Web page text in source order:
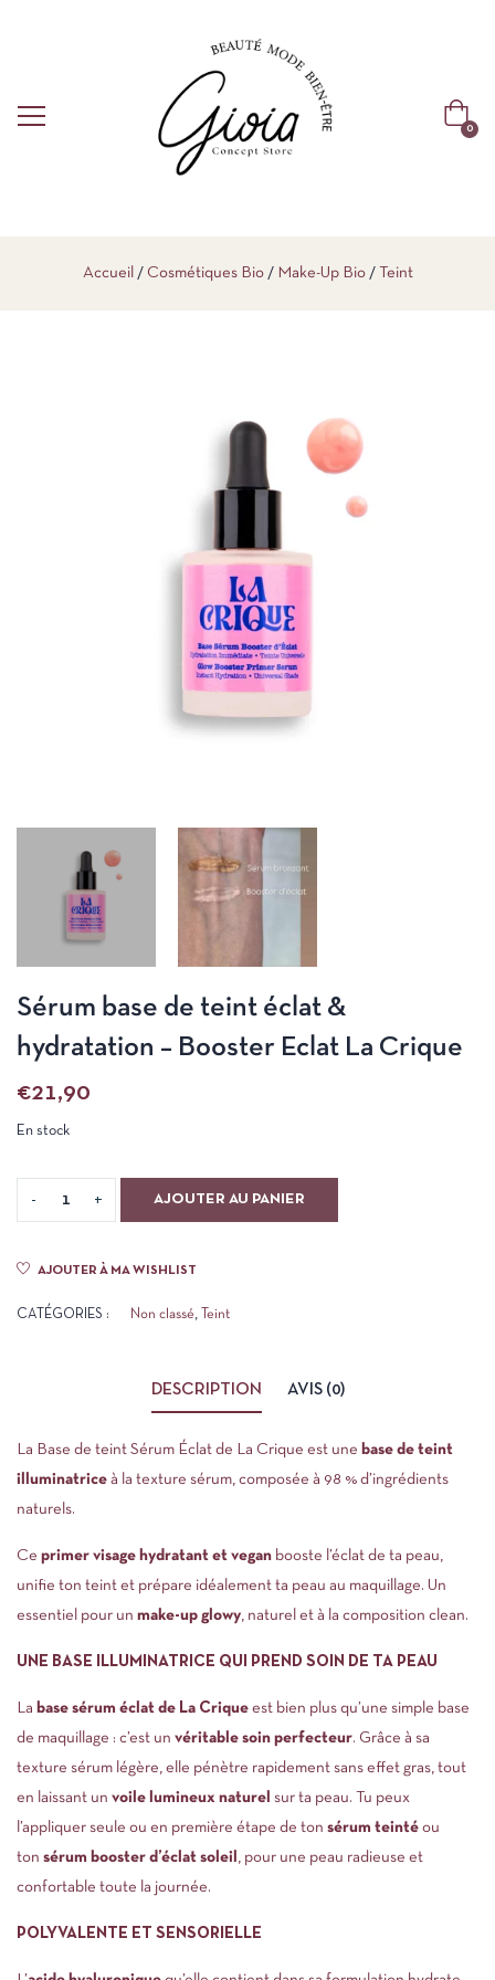
0
Accueil Cosmétiques Bio Make-Up Bio Teint
Sérum base de teint éclat &
hydratation – Booster Eclat La Crique
€21,90
En stock
AJOUTER AU PANIER
AJOUTER À MA WISHLIST
CATÉGORIES : Non classé, Teint
DESCRIPTION AVIS (0)
La Base de teint Sérum Éclat de La Crique est une base de teint
illuminatrice à la texture sérum, composée à 98 % d’ingrédients
naturels.
Ce primer visage hydratant et vegan booste l’éclat de ta peau,
unifie ton teint et prépare idéalement ta peau au maquillage. Un
essentiel pour un make-up glowy, naturel et à la composition clean.
UNE BASE ILLUMINATRICE QUI PREND SOIN DE TA PEAU
La base sérum éclat de La Crique est bien plus qu’une simple base
de maquillage : c’est un véritable soin perfecteur. Grâce à sa
texture sérum légère, elle pénètre rapidement sans effet gras, tout
en laissant un voile lumineux naturel sur ta peau. Tu peux
l’appliquer seule ou en première étape de ton sérum teinté ou
ton sérum booster d’éclat soleil , pour une peau radieuse et
confortable toute la journée.
POLYVALENTE ET SENSORIELLE